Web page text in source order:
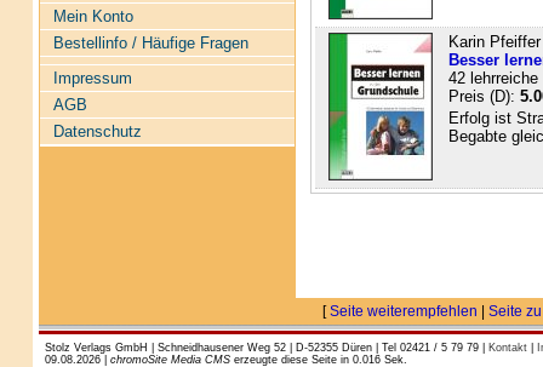
Mein Konto
Bestellinfo / Häufige Fragen
Impressum
AGB
Datenschutz
Karin Pfeiffer
Besser
42
Preis (D):
Erfolg ist
Begabte
[Seite weiterempfehlen Seite
Stolz Verlags GmbH | Schneidhausener Weg 52 | D-52355 Düren | Tel 02421 / 5 79 79 | Kontakt|
09.08.2026 | chromoSite Media CMSerzeugte diese Seite in 0.016 Sek.